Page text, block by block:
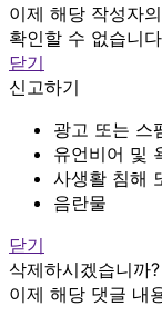
이제 해당 작성자
확인할 수 없습니
닫기
신고하기
광고 또는 스
유언비어 및
사생활 침해
음란물
닫기
삭제하시겠습니까?
이제 해당 댓글 내